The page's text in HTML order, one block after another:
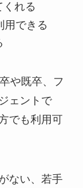
れる
用できる
や既卒、フ
ェントで
でも利用可
ない、若手